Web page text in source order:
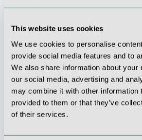
This website uses cookies
We use cookies to personalise
provide social media features and to
We also share information about your
our social media, advertising and
may combine it with other information
provided to them or that they’ve
of their services.
Stetige
Innovationskraft